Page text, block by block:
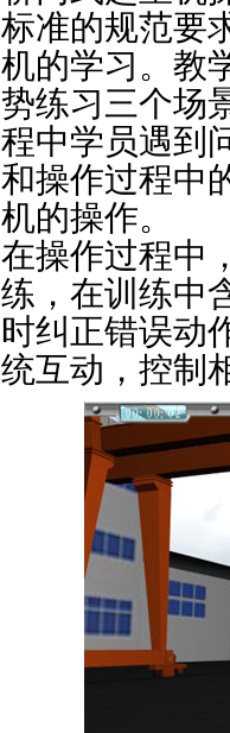
标准的规范要
机的学习。教
势练习三个场
程中学员遇到
和操作过程中
机的操作。
在操作过程中
练，在训练中
时纠正错误动
统互动，控制